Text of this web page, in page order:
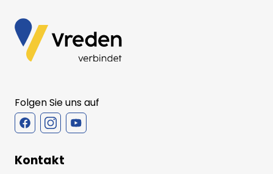
Folgen Sie uns auf
Kontakt